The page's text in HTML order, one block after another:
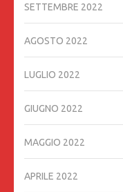
SETTEMBRE 2022
AGOSTO 2022
LUGLIO 2022
GIUGNO 2022
MAGGIO 2022
APRILE 2022